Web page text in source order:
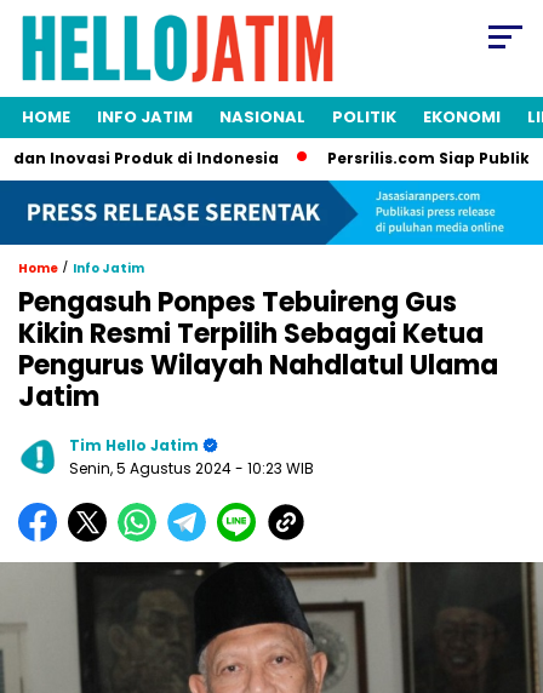
HOME INFO JATIM NASIONAL POLITIK EKONOMI
Inovasi Produk di Indonesia Persrilis.com Siap
Home / Info Jatim
Pengasuh Ponpes Tebuireng Gus
Kikin Resmi Terpilih Sebagai Ketua
Pengurus Wilayah Nahdlatul Ulama
Jatim
Tim Hello Jatim
Senin, 5 Agustus 2024- 10:23 WIB